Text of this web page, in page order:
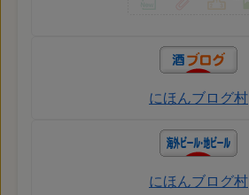
にほんブログ村
にほんブログ村